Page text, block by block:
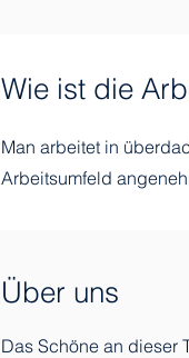
Wie ist die
Man arbeitet in
Arbeitsumfeld
Über uns
Das Schöne an dieser